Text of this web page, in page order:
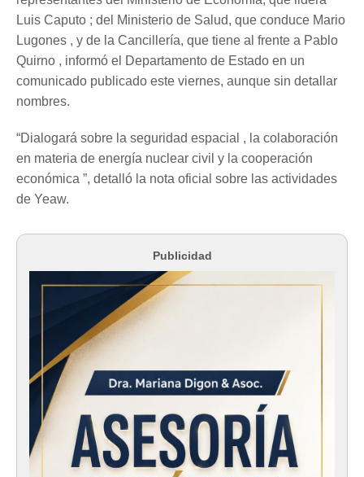
Luis Caputo ; del Ministerio de Salud, que conduce Mario
Lugones , y de la Cancillería, que tiene al frente a Pablo
Quirno , informó el Departamento de Estado en un
comunicado publicado este viernes, aunque sin detallar
nombres.
“Dialogará sobre la seguridad espacial , la colaboración
en materia de energía nuclear civil y la cooperación
económica ”, detalló la nota oficial sobre las actividades
de Yeaw.
Publicidad